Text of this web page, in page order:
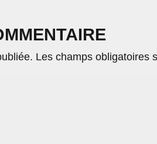
Les champs obligatoires